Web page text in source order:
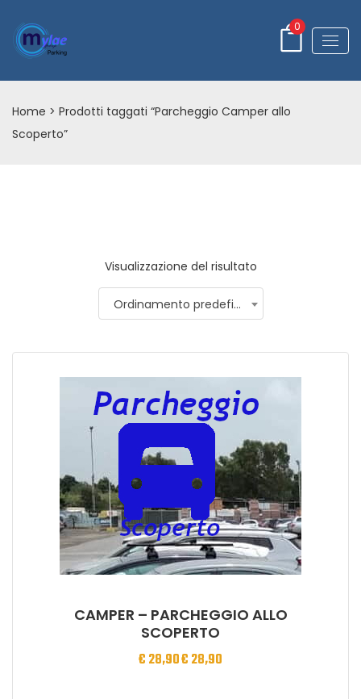
0
Home > Prodotti taggati “Parcheggio Camper allo
Scoperto”
Visualizzazione del risultato
Ordinamento predefinito
CAMPER – PARCHEGGIO ALLO
SCOPERTO
€28,90€28,90